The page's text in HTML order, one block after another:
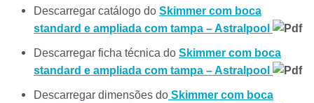
Descarregar catálogo do Skimmer com boca
standard e ampliada com tampa – Astralpool
Descarregar ficha técnica do Skimmer com boca
standard e ampliada com tampa – Astralpool
Descarregar dimensões do Skimmer com boca